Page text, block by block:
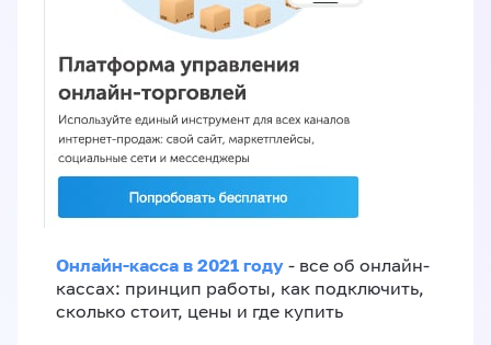
Онлайн-касса в 2021 году - все об онлайн-
кассах: принцип работы, как подключить,
сколько стоит, цены и где купить